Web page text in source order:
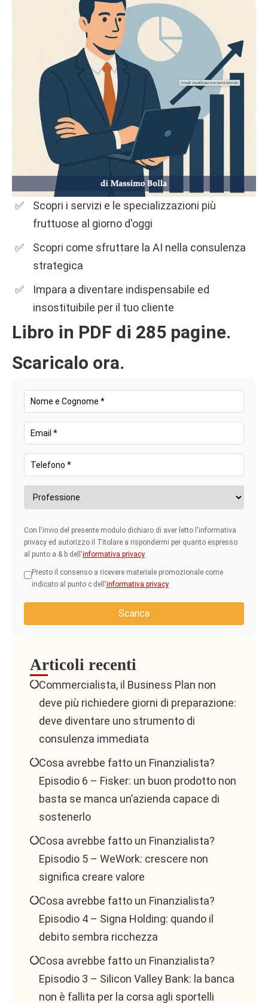
Scopri i servizi e le specializzazioni più
fruttuose al giorno d'oggi
Scopri come sfruttare la AI nella consulenza
strategica
Impara a diventare indispensabile ed
insostituibile per il tuo cliente
Libro in PDF di 285 pagine.
Scaricalo ora.
Con l'invio del presente modulo dichiaro di aver letto l'informativa
privacy ed autorizzo il Titolare a rispondermi per quanto espresso
al punto a & b dell'informativa privacy
Presto il consenso a ricevere materiale promozionale come
indicato al punto c dell'informativa privacy
Scarica
Articoli recenti
Commercialista, il Business Plan non
deve più richiedere giorni di preparazione:
deve diventare uno strumento di
consulenza immediata
Cosa avrebbe fatto un Finanzialista?
Episodio 6 – Fisker: un buon prodotto non
basta se manca un’azienda capace di
sostenerlo
Cosa avrebbe fatto un Finanzialista?
Episodio 5 – WeWork: crescere non
significa creare valore
Cosa avrebbe fatto un Finanzialista?
Episodio 4 – Signa Holding: quando il
debito sembra ricchezza
Cosa avrebbe fatto un Finanzialista?
Episodio 3 – Silicon Valley Bank: la banca
non è fallita per la corsa agli sportelli